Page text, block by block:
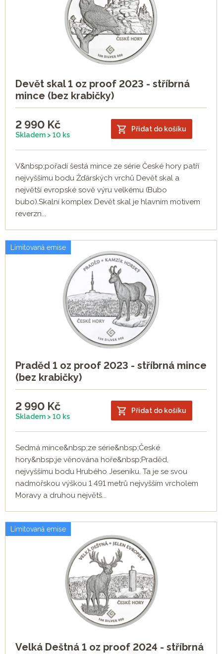
Devět skal 1 oz proof 2023 - stříbrná
mince (bez krabičky)
2 990 Kč
Skladem > 10 ks
Přidat do košíku
V&nbsp;pořadí šestá mince ze série České hory patří
nejvyššímu bodu Žďárských vrchů Devět skal a
největší evropské sově výru velkému (Bubo
bubo).Skalní komplex Devět skal je hlavním motivem
reverzn...
Limitovaná emise
Praděd 1 oz proof 2023 - stříbrná mince
(bez krabičky)
2 990 Kč
Skladem > 10 ks
Přidat do košíku
Sedmá mince&nbsp;ze série&nbsp;České
hory&nbsp;je věnována hoře&nbsp;Praděd,
nejvyššímu bodu Hrubého Jeseníku. Ta je se svou
nadmořskou výškou 1 491 metrů nejvyšším vrcholem
Moravy a druhou největš...
Limitovaná emise
Velká Deštná 1 oz proof 2024 - stříbrná